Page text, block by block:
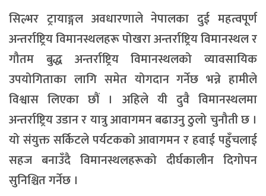
सिल्भर ट्रायाङ्गल अवधारणाले नेपालका दुई महत्वपूर्ण
अन्तर्राष्ट्रिय विमानस्थलहरू पोखरा अन्तर्राष्ट्रिय विमानस्थल र
गौतम बुद्ध अन्तर्राष्ट्रिय विमानस्थलको व्यावसायिक
उपयोगिताका लागि समेत योगदान गर्नेछ भन्ने हामीले
विश्वास लिएका छौं । अहिले यी दुवै विमानस्थलमा
अन्तर्राष्ट्रिय उडान र यात्रु आवागमन बढाउनु ठुलो चुनौती छ ।
यो संयुक्त सर्किटले पर्यटकको आवागमन र हवाई पहुँचलाई
सहज बनाउँदै विमानस्थलहरूको दीर्घकालीन दिगोपन
सुनिश्चित गर्नेछ ।